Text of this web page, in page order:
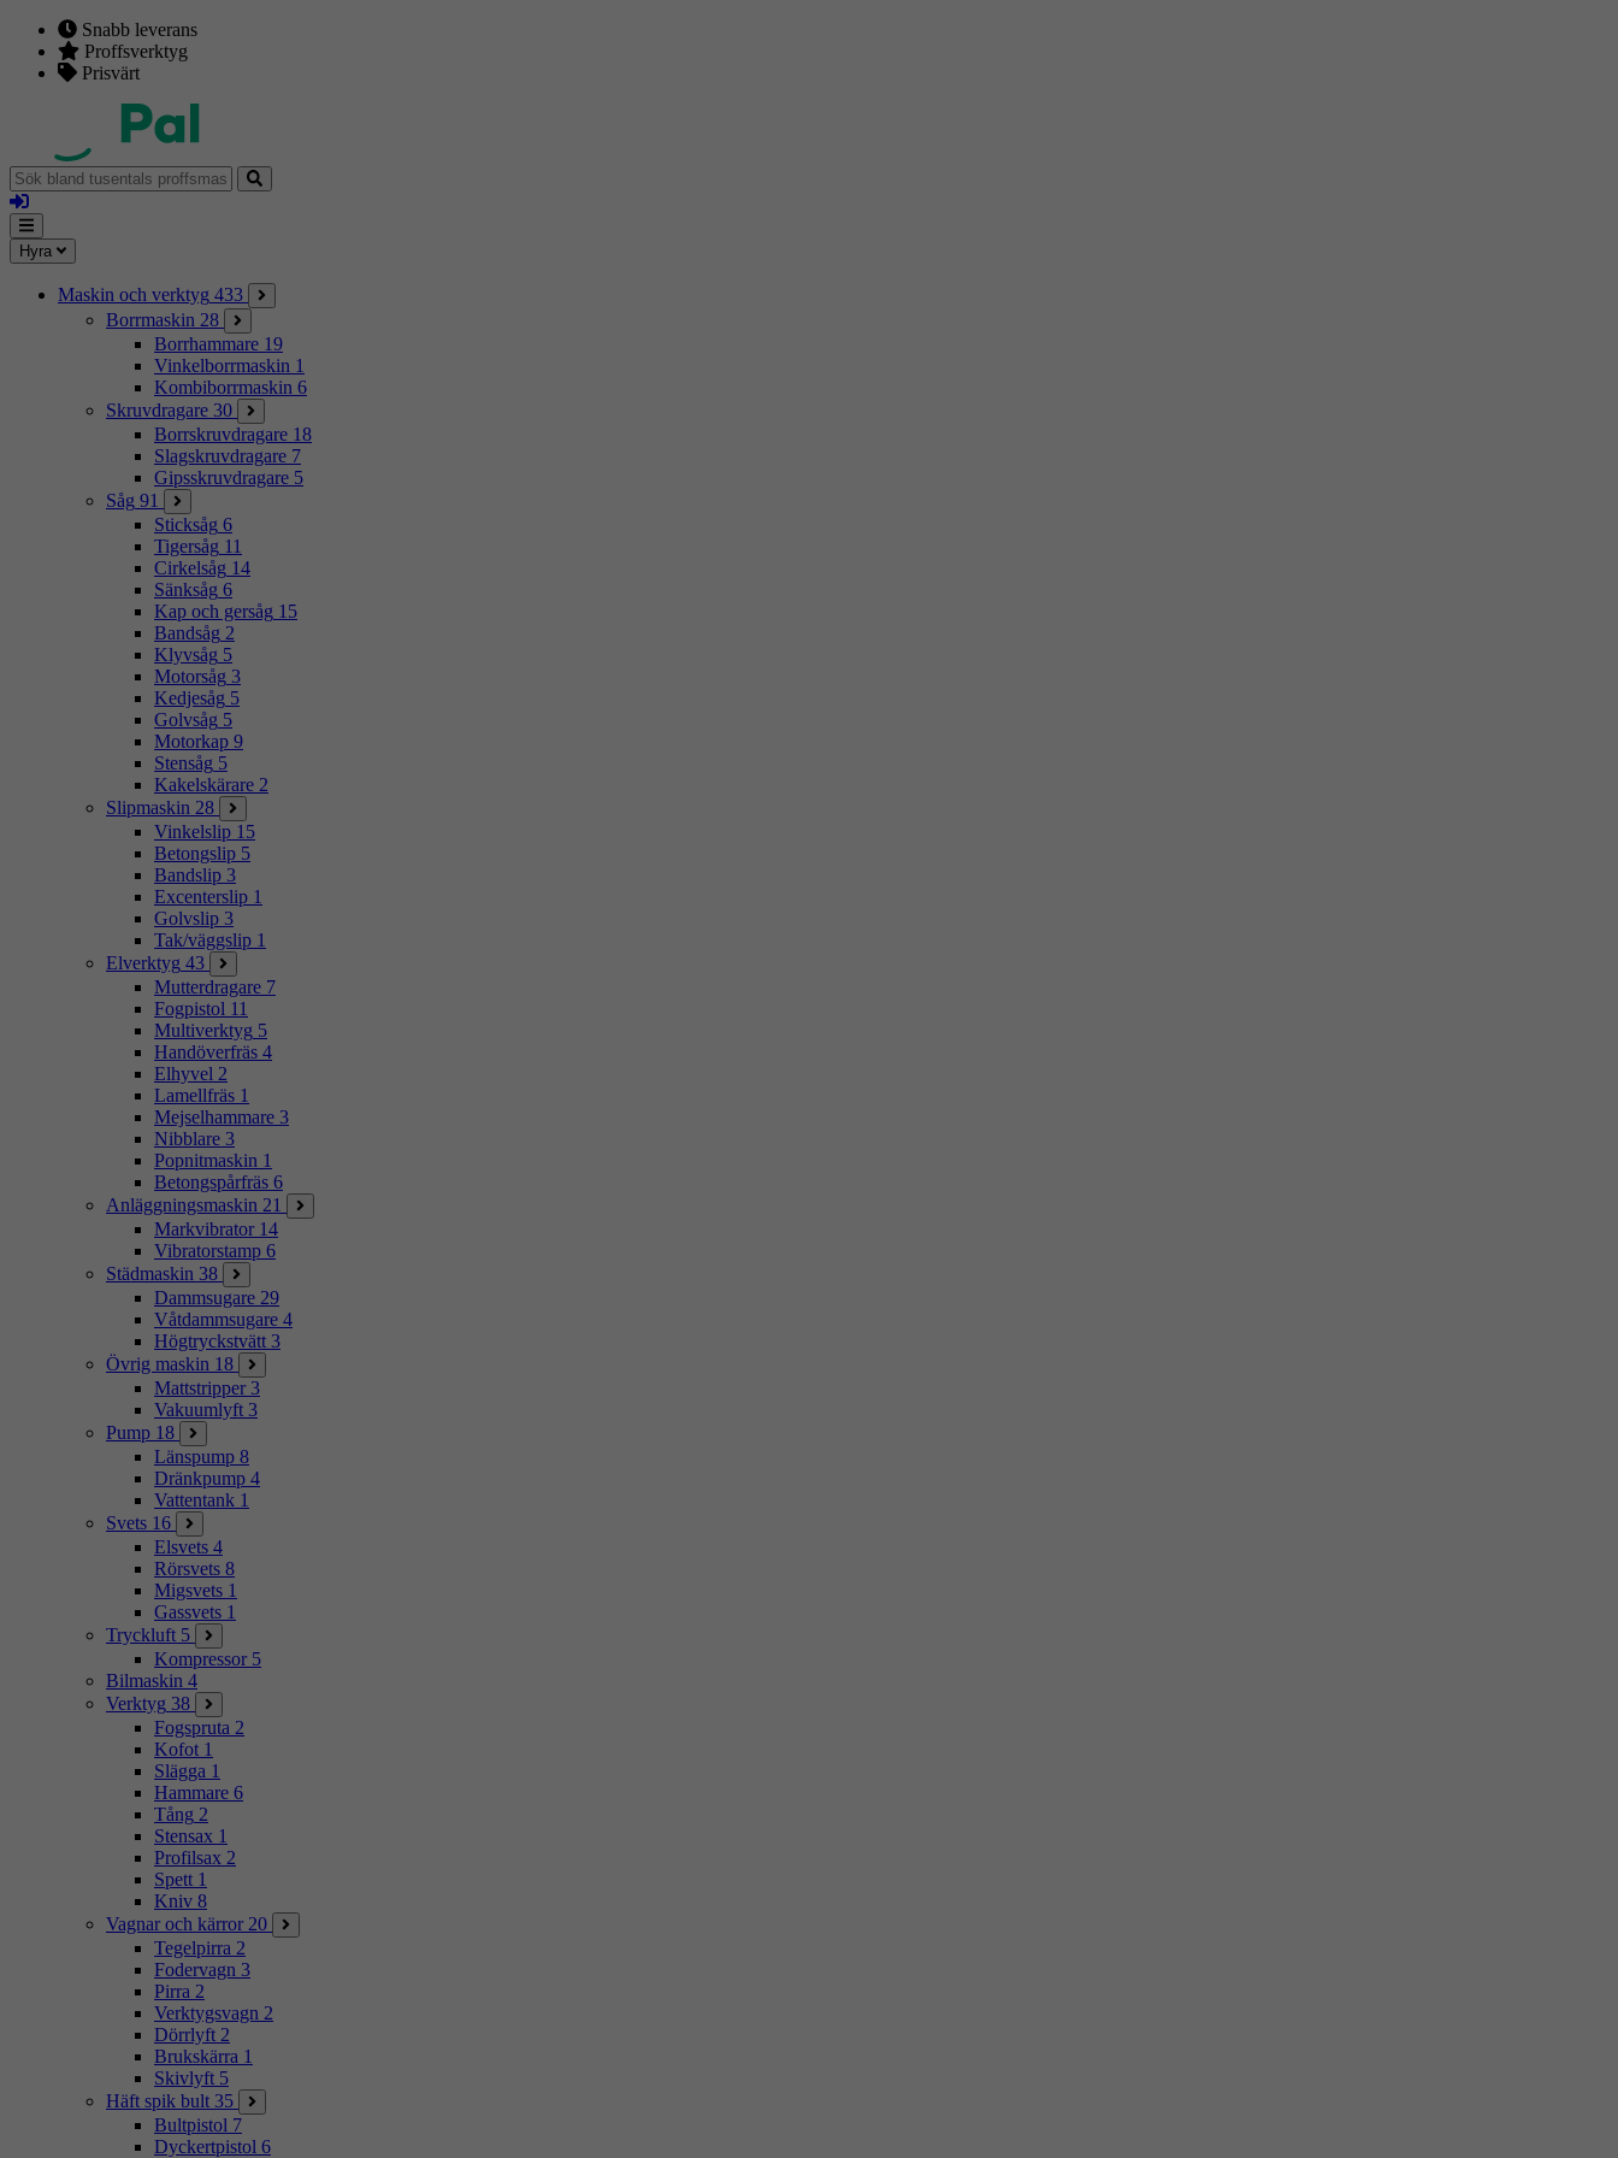
Snabb leverans
Proffsverktyg
Prisvärt
Sök
bland
tusentals
proffsmaskiner
Logga
in
Mina
sidor
Meny
Hyra
Maskin och verktyg 433
Borrmaskin 28
Borrhammare 19
Vinkelborrmaskin 1
Kombiborrmaskin 6
Skruvdragare 30
Borrskruvdragare 18
Slagskruvdragare 7
Gipsskruvdragare 5
Såg 91
Sticksåg 6
Tigersåg 11
Cirkelsåg 14
Sänksåg 6
Kap och gersåg 15
Bandsåg 2
Klyvsåg 5
Motorsåg 3
Kedjesåg 5
Golvsåg 5
Motorkap 9
Stensåg 5
Kakelskärare 2
Slipmaskin 28
Vinkelslip 15
Betongslip 5
Bandslip 3
Excenterslip 1
Golvslip 3
Tak/väggslip 1
Elverktyg 43
Mutterdragare 7
Fogpistol 11
Multiverktyg 5
Handöverfräs 4
Elhyvel 2
Lamellfräs 1
Mejselhammare 3
Nibblare 3
Popnitmaskin 1
Betongspårfräs 6
Anläggningsmaskin 21
Markvibrator 14
Vibratorstamp 6
Städmaskin 38
Dammsugare 29
Våtdammsugare 4
Högtryckstvätt 3
Övrig maskin 18
Mattstripper 3
Vakuumlyft 3
Pump 18
Länspump 8
Dränkpump 4
Vattentank 1
Svets 16
Elsvets 4
Rörsvets 8
Migsvets 1
Gassvets 1
Tryckluft 5
Kompressor 5
Bilmaskin 4
Verktyg 38
Fogspruta 2
Kofot 1
Slägga 1
Hammare 6
Tång 2
Stensax 1
Profilsax 2
Spett 1
Kniv 8
Vagnar och kärror 20
Tegelpirra 2
Fodervagn 3
Pirra 2
Verktygsvagn 2
Dörrlyft 2
Brukskärra 1
Skivlyft 5
Häft spik bult 35
Bultpistol 7
Dyckertpistol 6